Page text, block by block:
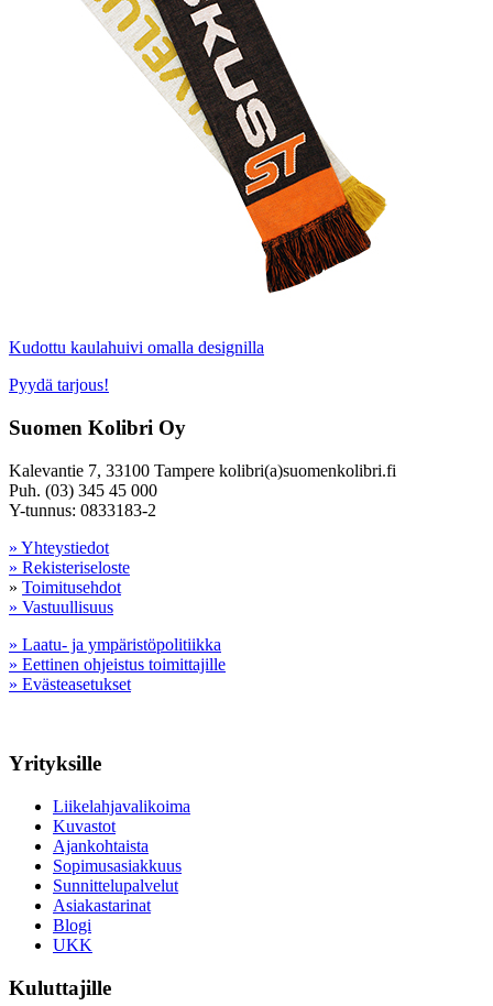
Kudottu kaulahuivi omalla designilla
Pyydä tarjous!
Suomen Kolibri Oy
Kalevantie 7, 33100 Tampere kolibri(a)suomenkolibri.fi
Puh. (03) 345 45 000
Y-tunnus: 0833183-2
» Yhteystiedot
» Rekisteriseloste
» Toimitusehdot
» Vastuullisuus
» Laatu- ja ympäristöpolitiikka
» Eettinen ohjeistus toimittajille
» Evästeasetukset
Yrityksille
Liikelahjavalikoima
Kuvastot
Ajankohtaista
Sopimusasiakkuus
Sunnittelupalvelut
Asiakastarinat
Blogi
UKK
Kuluttajille